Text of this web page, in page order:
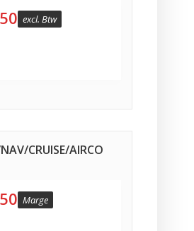
excl. Btw
CRUISE/AIRCO
Marge